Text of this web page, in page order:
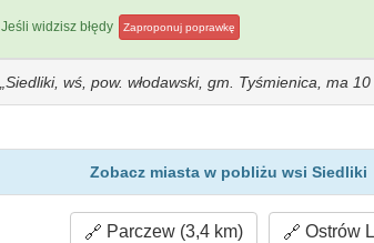
Jeśli widzisz błędy Zaproponuj poprawkę
Siedliki, wś, pow. włodawski, gm. Tyśmienica, ma
Zobacz miasta w pobliżu wsi Siedliki
Parczew (3,4 km) Ostrów